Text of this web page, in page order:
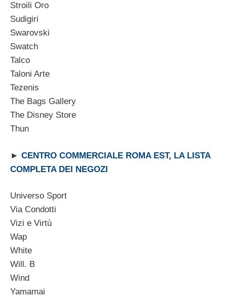
Stroili Oro
Sudigiri
Swarovski
Swatch
Talco
Taloni Arte
Tezenis
The Bags Gallery
The Disney Store
Thun
► CENTRO COMMERCIALE ROMA EST, LA LISTA
COMPLETA DEI NEGOZI
Universo Sport
Via Condotti
Vizi e Virtù
Wap
White
Will. B
Wind
Yamamai